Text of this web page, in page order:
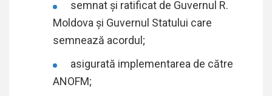
semnat și ratificat de Guvernul R.
Moldova și Guvernul Statului care
semnează acordul;
asigurată implementarea de către
ANOFM;